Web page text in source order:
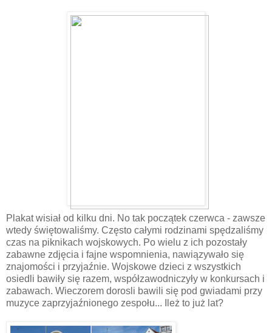
Plakat wisiał od kilku dni. No tak początek czerwca - zawsze
wtedy świętowaliśmy. Często całymi rodzinami spędzaliśmy
czas na piknikach wojskowych. Po wielu z ich pozostały
zabawne zdjęcia i fajne wspomnienia, nawiązywało się
znajomości i przyjaźnie. Wojskowe dzieci z wszystkich
osiedli bawiły się razem, współzawodniczyły w konkursach i
zabawach. Wieczorem dorosli bawili się pod gwiadami przy
muzyce zaprzyjaźnionego zespołu... Ileż to już lat?